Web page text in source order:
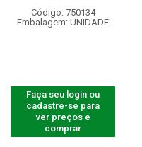
Código: 750134
Embalagem: UNIDADE
Faça seu login ou
cadastre-se para
ver preços e
comprar